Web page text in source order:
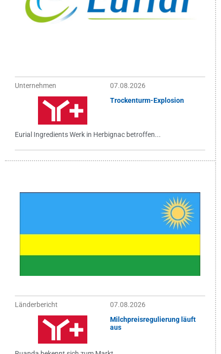
Unternehmen
07.08.2026
Trockenturm-Explosion
Eurial Ingredients Werk in Herbignac betroffen...
Länderbericht
07.08.2026
Milchpreisregulierung läuft
aus